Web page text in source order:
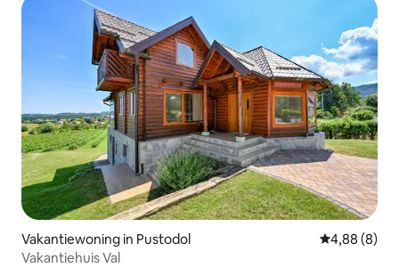
Vakantiewoning in Pustodol Gemiddelde
4,88 (8)
Vakantiehuis Val